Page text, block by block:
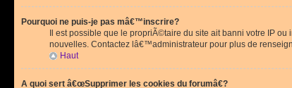
Pourquoi ne puis-je pas mâ€™inscrire?
Il est possible que le propriÃ©taire du site ait banni votre IP
nouvelles. Contactez lâ€™administrateur pour plus de
Haut
A quoi sert â€œSupprimer les cookies du forumâ€?